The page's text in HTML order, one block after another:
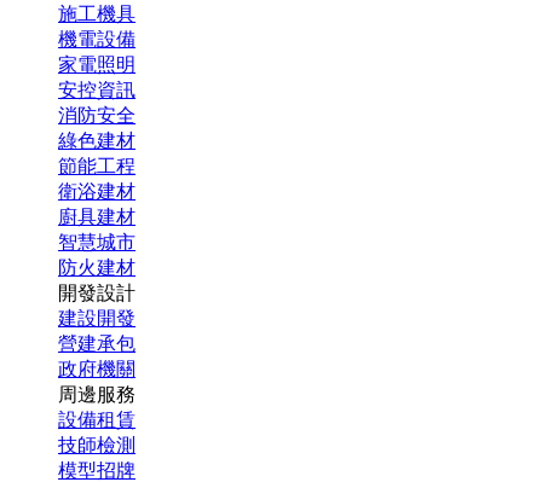
施工機具
機電設備
家電照明
安控資訊
消防安全
綠色建材
節能工程
衛浴建材
廚具建材
智慧城市
防火建材
開發設計
建設開發
營建承包
政府機關
周邊服務
設備租賃
技師檢測
模型招牌